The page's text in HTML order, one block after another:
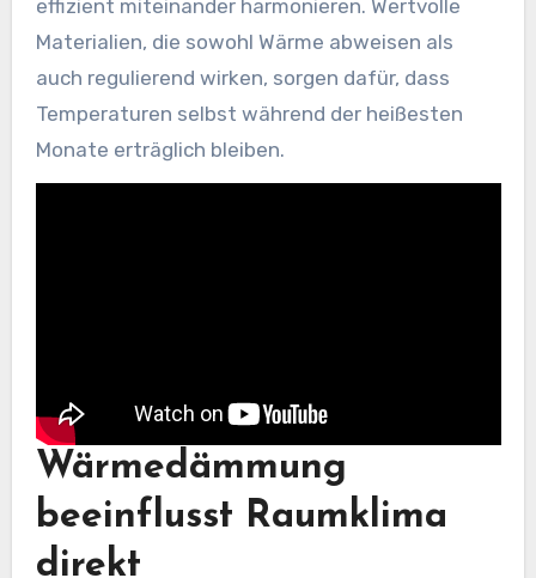
effizient miteinander harmonieren. Wertvolle
Materialien, die sowohl Wärme abweisen als
auch regulierend wirken, sorgen dafür, dass
Temperaturen selbst während der heißesten
Monate erträglich bleiben.
Wärmedämmung
beeinflusst Raumklima
direkt